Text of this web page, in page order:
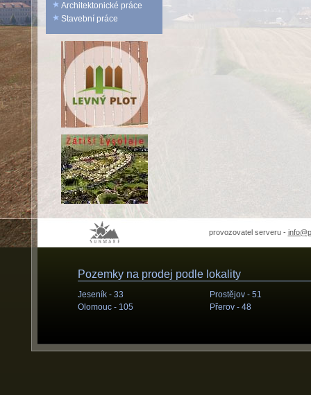
Architektonické práce
Stavební práce
provozovatel serveru -
Pozemky na prodej podle lokality
Jeseník - 33
Olomouc - 105
Prostějov - 51
Přerov - 48